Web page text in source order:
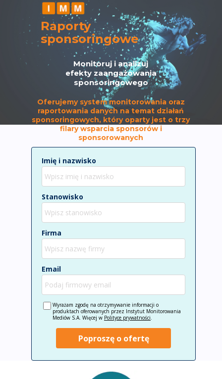
Raporty
sponsoringowe
Monitoruj i analizuj
efekty zaangażowania
sponsoringowego
Imię i nazwisko
Stanowisko
Firma
Email
Wyrażam zgodę na otrzymywanie informacji o
produktach oferowanych przez Instytut Monitorowania
Mediów S.A. Więcej w Polityce prywatności.
Poproszę o ofertę
Oferujemy system monitorowania oraz
raportowania danych na temat działań
sponsoringowych, który oparty jest o trzy
filary wsparcia sponsorów i
sponsorowanych